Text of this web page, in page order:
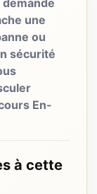
demande
une
ou
sécurité
En-
à cette